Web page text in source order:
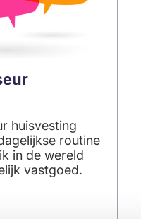
huisvesting
routine
in de wereld
vastgoed.